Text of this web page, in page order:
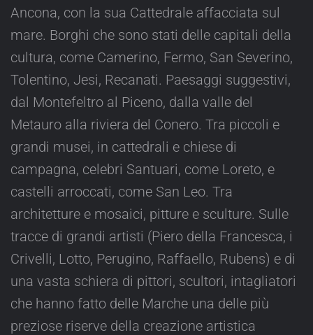
Ancona, con la sua Cattedrale affacciata sul
mare. Borghi che sono stati delle capitali della
cultura, come Camerino, Fermo, San Severino,
Tolentino, Jesi, Recanati. Paesaggi suggestivi,
dal Montefeltro al Piceno, dalla valle del
Metauro alla riviera del Conero. Tra piccoli e
grandi musei, in cattedrali e chiese di
campagna, celebri Santuari, come Loreto, e
castelli arroccati, come San Leo. Tra
architetture e mosaici, pitture e sculture. Sulle
tracce di grandi artisti (Piero della Francesca, i
Crivelli, Lotto, Perugino, Raffaello, Rubens) e di
una vasta schiera di pittori, scultori, intagliatori
che hanno fatto delle Marche una delle più
preziose riserve della creazione artistica